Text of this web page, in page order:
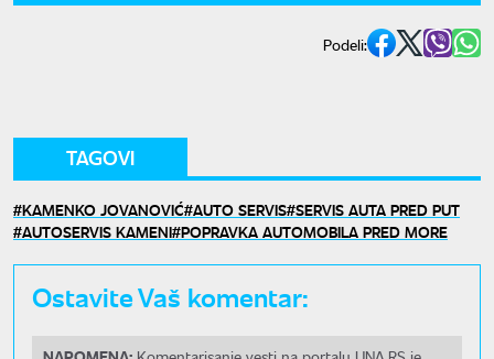
Podeli:
TAGOVI
KAMENKO JOVANOVIĆ AUTO SERVIS SERVIS AUTA PRED PUT
AUTOSERVIS KAMENI POPRAVKA AUTOMOBILA PRED MORE
Ostavite Vaš komentar: